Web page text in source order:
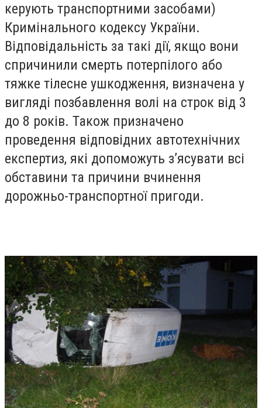
керують транспортними засобами)
Кримінального кодексу України.
Відповідальність за такі дії, якщо вони
спричинили смерть потерпілого або
тяжке тілесне ушкодження, визначена у
вигляді позбавлення волі на строк від 3
до 8 років. Також призначено
проведення відповідних автотехнічних
експертиз, які допоможуть з’ясувати всі
обставини та причини вчинення
дорожньо-транспортної пригоди.